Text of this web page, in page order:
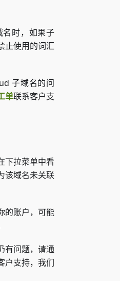
名时，如果子
止使用的词汇
子域名的问
单联系客户支
下拉菜单中看
该域名未关联
的账户，可能
有问题，请通
户支持，我们